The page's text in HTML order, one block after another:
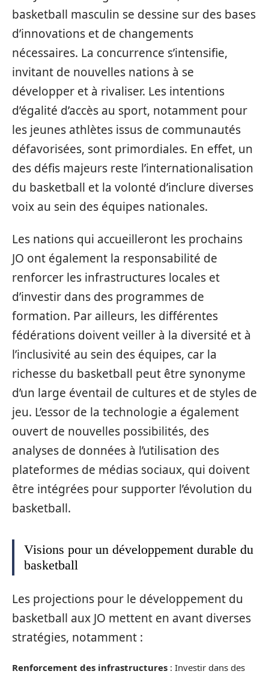
basketball masculin se dessine sur des bases
d’innovations et de changements
nécessaires. La concurrence s’intensifie,
invitant de nouvelles nations à se
développer et à rivaliser. Les intentions
d’égalité d’accès au sport, notamment pour
les jeunes athlètes issus de communautés
défavorisées, sont primordiales. En effet, un
des défis majeurs reste l’internationalisation
du basketball et la volonté d’inclure diverses
voix au sein des équipes nationales.
Les nations qui accueilleront les prochains
JO ont également la responsabilité de
renforcer les infrastructures locales et
d’investir dans des programmes de
formation. Par ailleurs, les différentes
fédérations doivent veiller à la diversité et à
l’inclusivité au sein des équipes, car la
richesse du basketball peut être synonyme
d’un large éventail de cultures et de styles de
jeu. L’essor de la technologie a également
ouvert de nouvelles possibilités, des
analyses de données à l’utilisation des
plateformes de médias sociaux, qui doivent
être intégrées pour supporter l’évolution du
basketball.
Visions pour un développement durable du
basketball
Les projections pour le développement du
basketball aux JO mettent en avant diverses
stratégies, notamment :
Renforcement des infrastructures : Investir dans des